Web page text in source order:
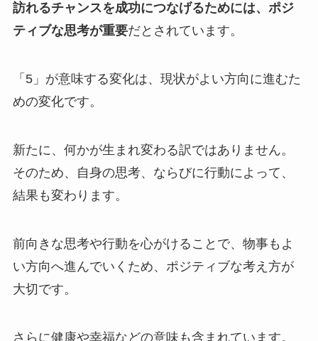
訪れるチャンスを成功につなげるためには、ポジ
ティブな思考が重要だとされています。
「5」が意味する変化は、現状がよい方向に進むた
めの変化です。
新たに、何かが生まれ変わる訳ではありません。
そのため、自身の思考、ならびに行動によって、
結果も変わります。
前向きな思考や行動を心がけることで、物事もよ
い方向へ進んでいくため、ポジティブな考え方が
大切です。
さらに健康や幸福などの意味も含まれています。